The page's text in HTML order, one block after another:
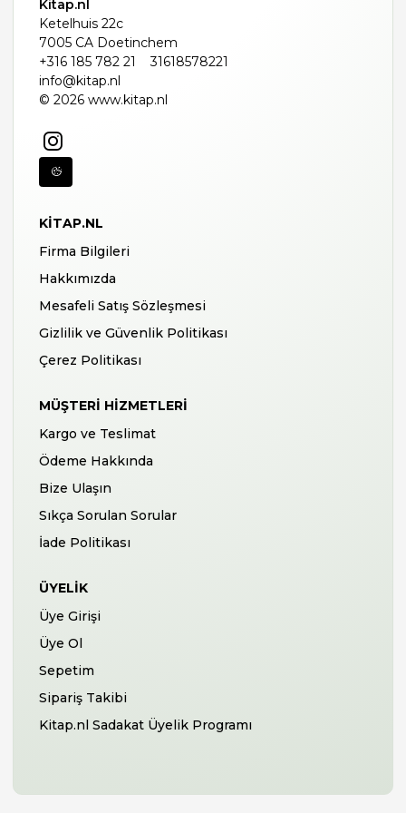
Kitap.nl
Ketelhuis 22c
7005 CA Doetinchem
+316 185 782 21
31618578221
info@kitap.nl
© 2026 www.kitap.nl
KITAP.NL
Firma Bilgileri
Hakkımızda
Mesafeli Satış Sözleşmesi
Gizlilik ve Güvenlik Politikası
Çerez Politikası
MÜŞTERI HIZMETLERI
Kargo ve Teslimat
Ödeme Hakkında
Bize Ulaşın
Sıkça Sorulan Sorular
İade Politikası
ÜYELIK
Üye Girişi
Üye Ol
Sepetim
Sipariş Takibi
Kitap.nl Sadakat Üyelik Programı